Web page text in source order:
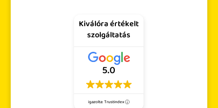
Kiválóra értékelt
szolgáltatás
5.0
igazolta: Trustindex